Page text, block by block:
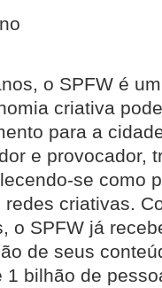
o SPFW é
criativa
para a
e provocador,
se como
criativas.
o SPFW já
de seus
1 bilhão de